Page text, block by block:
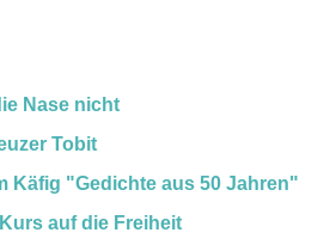
Nase nicht
Tobit
Käfig "Gedichte aus 50 Jahren"
Kurs auf die Freiheit